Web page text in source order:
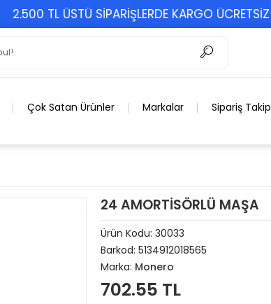
2.500 TL ÜSTÜ SİPARİŞLERDE KARGO ÜCRETSİZ
Çok Satan Ürünler Markalar Sipariş Takip
24 AMORTİSÖRLÜ MAŞA
Ürün Kodu: 30033
Barkod: 5134912018565
Marka: Monero
702.55 TL